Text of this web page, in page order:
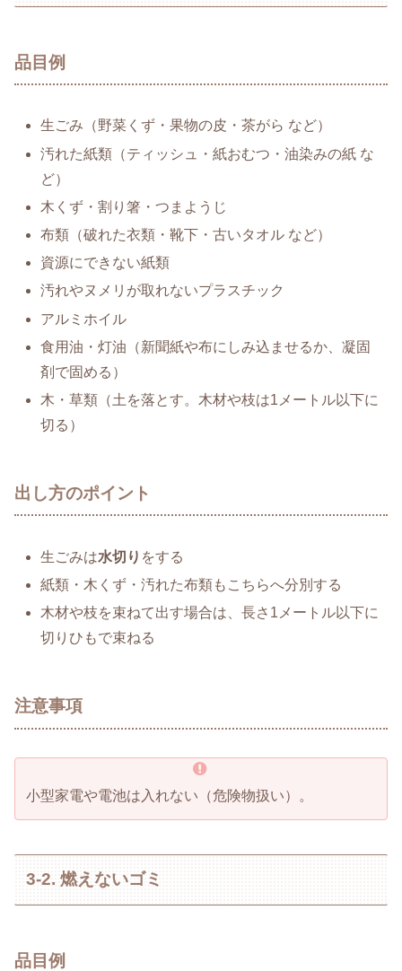
品目例
生ごみ（野菜くず・果物の皮・茶がら など）
汚れた紙類（ティッシュ・紙おむつ・油染みの紙 な
ど）
木くず・割り箸・つまようじ
布類（破れた衣類・靴下・古いタオル など）
資源にできない紙類
汚れやヌメリが取れないプラスチック
アルミホイル
食用油・灯油（新聞紙や布にしみ込ませるか、凝固
剤で固める）
木・草類（土を落とす。木材や枝は1メートル以下に
切る）
出し方のポイント
生ごみは水切り をする
紙類・木くず・汚れた布類もこちらへ分別する
木材や枝を束ねて出す場合は、長さ1メートル以下に
切りひもで束ねる
注意事項
小型家電や電池は入れない（危険物扱い）。
3-2. 燃えないゴミ
品目例